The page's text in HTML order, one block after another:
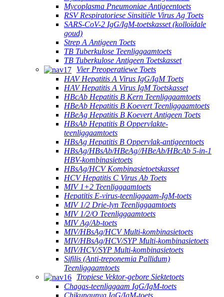
Mycoplasma Pneumoniae Antigeentoets
RSV Respiratoriese Sinsitiële Virus Ag Toets
SARS-CoV-2 IgG/IgM-toetskasset (kolloïdale
goud)
Strep A Antigeen Toets
TB Tuberkulose Teenliggaamtoets
TB Tuberkulose Antigeen Toetskasset
Vier Preoperatiewe Toets
HAV Hepatitis A Virus IgG/IgM Toets
HAV Hepatitis A Virus IgM Toetskasset
HBcAb Hepatitis B Kern Teenliggaamtoets
HBeAb Hepatitis B Koevert Teenliggaamtoets
HBeAg Hepatitis B Koevert Antigeen Toets
HBsAb Hepatitis B Oppervlakte-
teenliggaamtoets
HBsAg Hepatitis B Oppervlak-antigeentoets
HBsAg/HBsAb/HBeAg//HBeAb/HBcAb 5-in-1
HBV-kombinasietoets
HBsAg/HCV Kombinasietoetskasset
HCV Hepatitis C Virus Ab Toets
MIV 1+2 Teenliggaamtoets
Hepatitis E-virus-teenliggaam-IgM-toets
MIV 1/2 Drie-lyn Teenliggaamtoets
MIV 1/2/O Teenliggaamtoets
MIV Ag/Ab-toets
MIV/HBsAg/HCV Multi-kombinasietoets
MIV/HBsAg/HCV/SYP Multi-kombinasietoets
MIV/HCV/SYP Multi-kombinasietoets
Sifilis (Anti-treponemia Pallidum)
Teenliggaamtoets
Tropiese Vektor-gebore Siektetoets
Chagas-teenliggaam IgG/IgM-toets